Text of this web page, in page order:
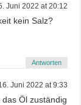
Juni 2022 at 20:12
kein Salz?
Antworten
Juni 2022 at 9:33
Öl zuständig